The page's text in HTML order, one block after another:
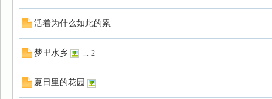
活着为什么如此的累
梦里水乡 ... 2
夏日里的花园